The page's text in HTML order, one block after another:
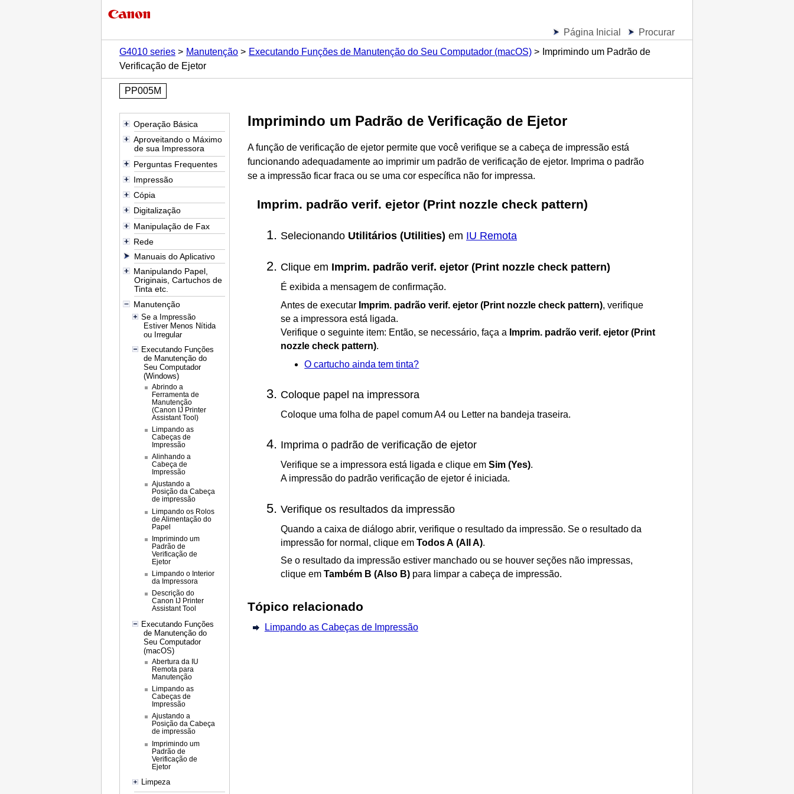
Página Inicial
Procurar
G4010 series
Manutenção Executando Funções de Manutenção do Seu Computador (macOS)
Imprimindo um Padrão de
Verificação de Ejetor
PP005M
Operação Básica
Aproveitando o Máximo
de sua Impressora
Perguntas Frequentes
Impressão
Cópia
Digitalização
Manipulação de Fax
Rede
Manuais do Aplicativo
Manipulando Papel,
Originais, Cartuchos de
Tinta etc.
Manutenção
Se a Impressão
Estiver Menos Nítida
ou Irregular
Executando Funções
de Manutenção do
Seu Computador
(Windows)
Abrindo a
Ferramenta de
Manutenção
(Canon IJ Printer
Assistant Tool)
Limpando as
Cabeças de
Impressão
Alinhando a
Cabeça de
Impressão
Ajustando a
Posição da Cabeça
de impressão
Limpando os Rolos
de Alimentação do
Papel
Imprimindo um
Padrão de
Verificação de
Ejetor
Limpando o Interior
da Impressora
Descrição do
Canon IJ Printer
Assistant Tool
Executando Funções
de Manutenção do
Seu Computador
(macOS)
Abertura da IU
Remota para
Manutenção
Limpando as
Cabeças de
Impressão
Ajustando a
Posição da Cabeça
de impressão
Imprimindo um
Padrão de
Verificação de
Ejetor
Limpeza
Imprimindo um Padrão de Verificação de Ejetor
A função de verificação de ejetor permite que você verifique se a cabeça de impressão está
funcionando adequadamente ao imprimir um padrão de verificação de ejetor. Imprima o padrão
se a impressão ficar fraca ou se uma cor específica não for impressa.
Imprim. padrão verif. ejetor (Print nozzle check pattern)
Selecionando Utilitários (Utilities) em IU Remota
Clique em Imprim. padrão verif. ejetor (Print nozzle check pattern)
É exibida a mensagem de confirmação.
Antes de executar Imprim. padrão verif. ejetor (Print nozzle check pattern), verifique
se a impressora está ligada.
Verifique o seguinte item: Então, se necessário, faça a Imprim. padrão verif. ejetor (Print
nozzle check pattern).
O cartucho ainda tem tinta?
Coloque papel na impressora
Coloque uma folha de papel comum A4 ou Letter na bandeja traseira.
Imprima o padrão de verificação de ejetor
Verifique se a impressora está ligada e clique em Sim (Yes).
A impressão do padrão verificação de ejetor é iniciada.
Verifique os resultados da impressão
Quando a caixa de diálogo abrir, verifique o resultado da impressão. Se o resultado da
impressão for normal, clique em Todos A (All A).
Se o resultado da impressão estiver manchado ou se houver seções não impressas,
clique em Também B (Also B) para limpar a cabeça de impressão.
Tópico relacionado
Limpando as Cabeças de Impressão